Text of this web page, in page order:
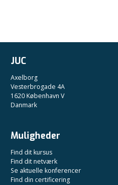
JUC
Axelborg
Vesterbrogade 4A
1620 København V
Danmark
Muligheder
Find dit kursus
Find dit netværk
Se aktuelle konferencer
Find din certificering